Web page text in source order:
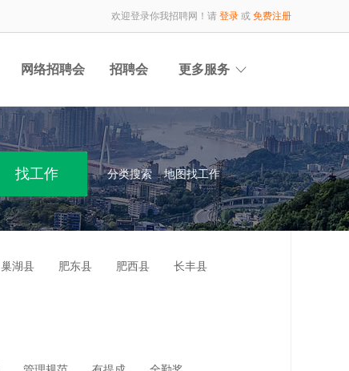
欢迎登录你我招聘网！请 登录 或 免费注册
网络招聘会 招聘会 更多服务
分类搜索 地图找工作
巢湖县 肥东县 肥西县 长丰县